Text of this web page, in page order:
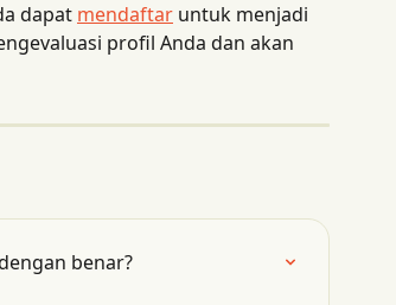
dapat mendaftar untuk menjadi
profil Anda dan akan
benar?